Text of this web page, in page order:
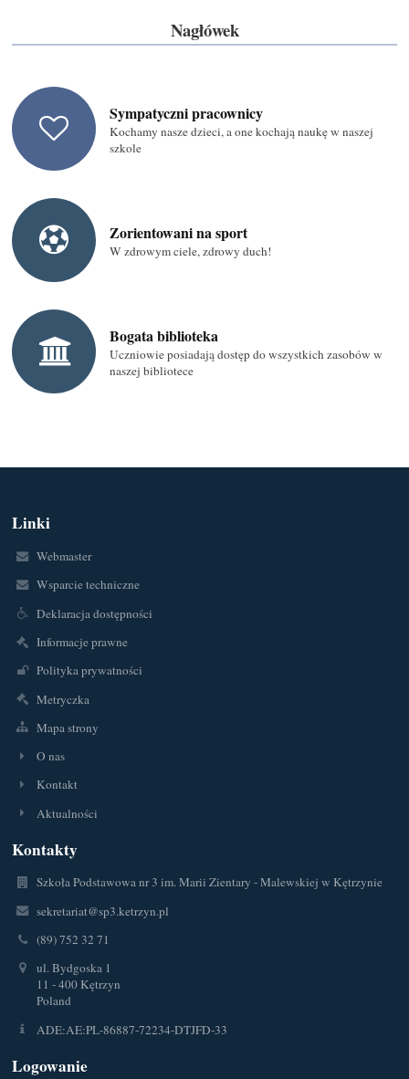
Nagłówek
Sympatyczni pracownicy
Kochamy nasze dzieci, a one kochają naukę w naszej
szkole
Zorientowani na sport
W zdrowym ciele, zdrowy duch!
Bogata biblioteka
Uczniowie posiadają dostęp do wszystkich zasobów w
naszej bibliotece
Linki
Webmaster
Wsparcie techniczne
Deklaracja dostępności
Informacje prawne
Polityka prywatności
Metryczka
Mapa strony
O nas
Kontakt
Aktualności
Kontakty
Szkoła Podstawowa nr 3 im. Marii Zientary - Malewskiej w Kętrzynie
sekretariat@sp3.ketrzyn.pl
(89) 752 32 71
ul. Bydgoska 1
11 - 400 Kętrzyn
Poland
ADE:AE:PL-86887-72234-DTJFD-33
Logowanie